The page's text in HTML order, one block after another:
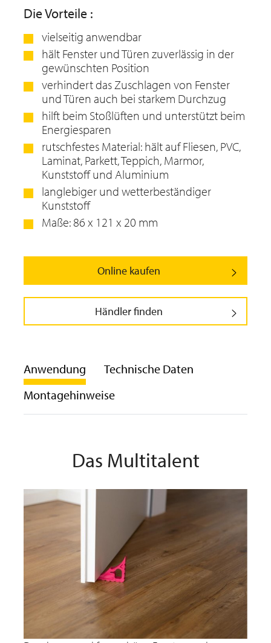
Die Vorteile :
vielseitig anwendbar
hält Fenster und Türen zuverlässig in der
gewünschten Position
verhindert das Zuschlagen von Fenster
und Türen auch bei starkem Durchzug
hilft beim Stoßlüften und unterstützt beim
Energiesparen
rutschfestes Material: hält auf Fliesen, PVC,
Laminat, Parkett, Teppich, Marmor,
Kunststoff und Aluminium
langlebiger und wetterbeständiger
Kunststoff
Maße: 86 x 121 x 20 mm
Online kaufen
Händler finden
Anwendung
Technische Daten
Montagehinweise
Das Multitalent